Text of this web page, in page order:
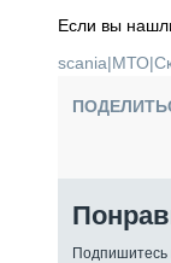
Если вы
scania|МТО|
Подпишитесь